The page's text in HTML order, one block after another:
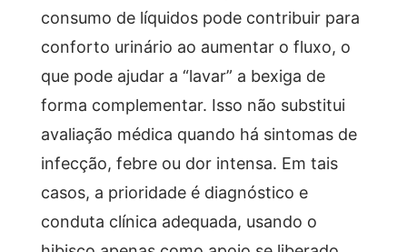
consumo de líquidos pode contribuir para
conforto urinário ao aumentar o fluxo, o
que pode ajudar a “lavar” a bexiga de
forma complementar. Isso não substitui
avaliação médica quando há sintomas de
infecção, febre ou dor intensa. Em tais
casos, a prioridade é diagnóstico e
conduta clínica adequada, usando o